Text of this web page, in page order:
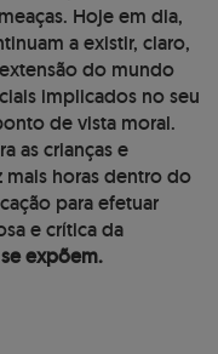
Hoje em dia,
a existir, claro,
do mundo
implicados no seu
de vista moral.
as crianças e
mais horas dentro do
para efetuar
e crítica da
expõem.